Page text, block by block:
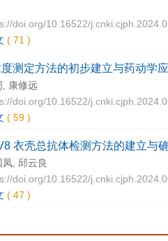
doi.org/10.16522/
( 71 )
测定方法的初步建立与药动学
, 康修远
doi.org/10.16522/
( 59 )
衣壳总抗体检测方法的建立与
, 邱云良
doi.org/10.16522/
( 47 )